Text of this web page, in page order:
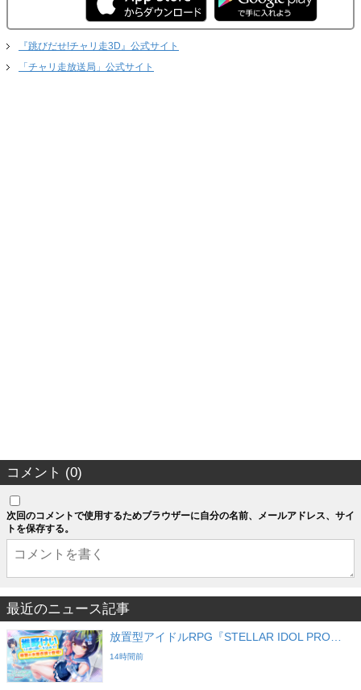
『跳びだせ!チャリ走3D』公式サイト
「チャリ走放送局」公式サイト
コメント (0)
次回のコメントで使用するためブラウザーに自分の名前、メールアドレス、サイ
トを保存する。
最近のニュース記事
放置型アイドルRPG『STELLAR IDOL PRO…
14時間前